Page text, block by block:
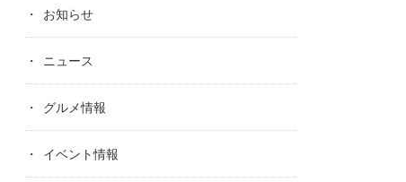
お知らせ
ニュース
グルメ情報
イベント情報